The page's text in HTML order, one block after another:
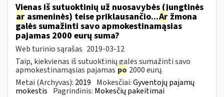
Vienas iš sutuoktinių už nuosavybės (jungtinės
ar asmeninės) teise priklausančio...Ar žmona
galės sumažinti savo apmokestinamąsias
pajamas 2000 eurų suma?
Web turinio sąrašas 2019-03-12
Taip, kiekvienas iš sutuoktinių galės sumažinti savo
apmokestinamąsias pajamas po 2000 eurų.
Metai (Archyvas): 2019 Mokesčiai:Gyventojų pajamų
mokestis Pagrindinis: Mokesčių pakeitimai